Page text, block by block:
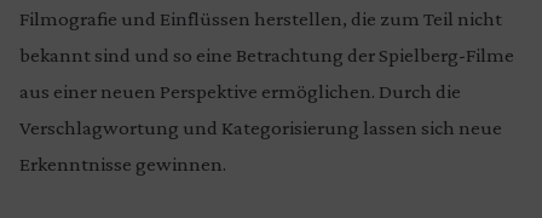
Filmografie und Einflüssen herstellen, die zum Teil nicht
bekannt sind und so eine Betrachtung der Spielberg-Filme
aus einer neuen Perspektive ermöglichen. Durch die
Verschlagwortung und Kategorisierung lassen sich neue
Erkenntnisse gewinnen.